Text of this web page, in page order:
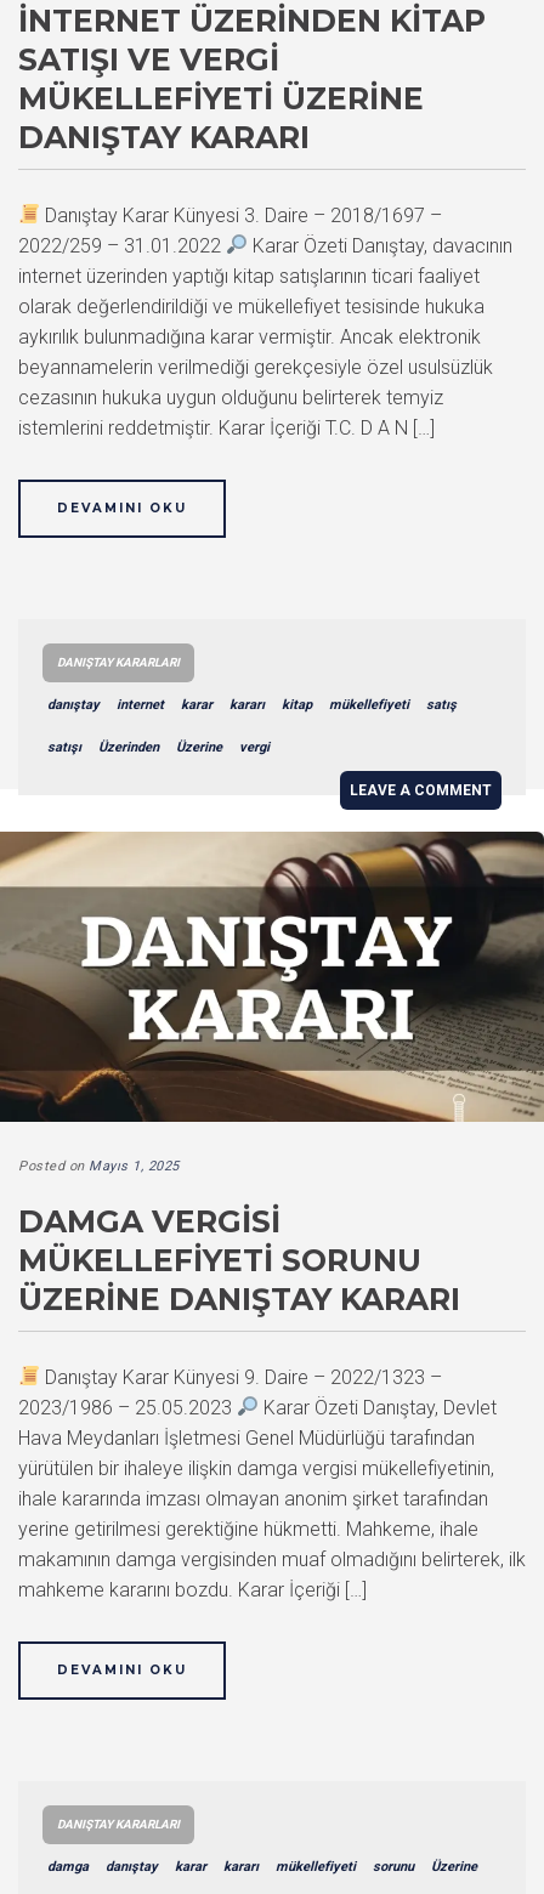
İNTERNET ÜZERINDEN KITAP
SATIŞI VE VERGI
MÜKELLEFIYETI ÜZERINE
DANIŞTAY KARARI
Danıştay Karar Künyesi 3. Daire – 2018/1697 –
2022/259 – 31.01.2022
Karar Özeti Danıştay, davacının
internet üzerinden yaptığı kitap satışlarının ticari faaliyet
olarak değerlendirildiği ve mükellefiyet tesisinde hukuka
aykırılık bulunmadığına karar vermiştir. Ancak elektronik
beyannamelerin verilmediği gerekçesiyle özel usulsüzlük
cezasının hukuka uygun olduğunu belirterek temyiz
istemlerini reddetmiştir. Karar İçeriği T.C. D A N […]
DEVAMINI OKU
DANIŞTAY KARARLARI
danıştay internet karar kararı kitap mükellefiyeti satış
satışı Üzerinden Üzerine vergi
LEAVE A COMMENT
Posted on Mayıs 1, 2025
DAMGA VERGISI
MÜKELLEFIYETI SORUNU
ÜZERINE DANIŞTAY KARARI
Danıştay Karar Künyesi 9. Daire – 2022/1323 –
2023/1986 – 25.05.2023
Karar Özeti Danıştay, Devlet
Hava Meydanları İşletmesi Genel Müdürlüğü tarafından
yürütülen bir ihaleye ilişkin damga vergisi mükellefiyetinin,
ihale kararında imzası olmayan anonim şirket tarafından
yerine getirilmesi gerektiğine hükmetti. Mahkeme, ihale
makamının damga vergisinden muaf olmadığını belirterek, ilk
mahkeme kararını bozdu. Karar İçeriği […]
DEVAMINI OKU
DANIŞTAY KARARLARI
damga danıştay karar kararı mükellefiyeti sorunu Üzerine